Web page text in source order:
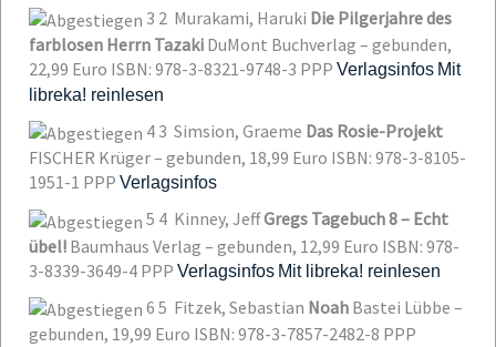
3 2 Murakami, Haruki Die Pilgerjahre des
farblosen Herrn Tazaki DuMont Buchverlag – gebunden,
22,99 Euro ISBN: 978-3-8321-9748-3 PPP Verlagsinfos Mit
libreka! reinlesen
4 3 Simsion, Graeme Das Rosie-Projekt
FISCHER Krüger – gebunden, 18,99 Euro ISBN: 978-3-8105-
1951-1 PPP Verlagsinfos
5 4 Kinney, JeffGregs Tagebuch 8 – Echt
übel! Baumhaus Verlag – gebunden, 12,99 Euro ISBN: 978-
3-8339-3649-4 PPP Verlagsinfos Mit libreka! reinlesen
6 5 Fitzek, Sebastian Noah Bastei Lübbe –
gebunden, 19,99 Euro ISBN: 978-3-7857-2482-8 PPP